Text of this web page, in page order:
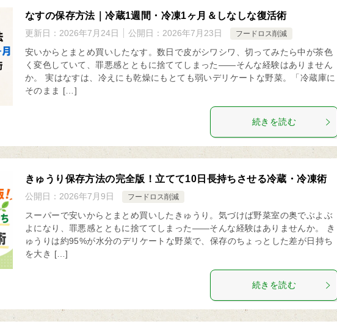
なすの保存方法｜冷蔵1週間・冷凍1ヶ月＆しなしな復活術
更新日： 2026年7月24日 公開日： 2026年7月23日 フードロス削減
安いからとまとめ買いしたなす。数日で皮がシワシワ、切ってみたら中が茶色
く変色していて、罪悪感とともに捨ててしまった——そんな経験はありません
か。 実はなすは、冷えにも乾燥にもとても弱いデリケートな野菜。「冷蔵庫に
そのまま […]
続きを読む
きゅうり保存方法の完全版！立てて10日長持ちさせる冷蔵・冷凍術
公開日： 2026年7月9日 フードロス削減
スーパーで安いからとまとめ買いしたきゅうり。気づけば野菜室の奥でぶよぶ
よになり、罪悪感とともに捨ててしまった——そんな経験はありませんか。 き
ゅうりは約95%が水分のデリケートな野菜で、保存のちょっとした差が日持ち
を大き […]
続きを読む